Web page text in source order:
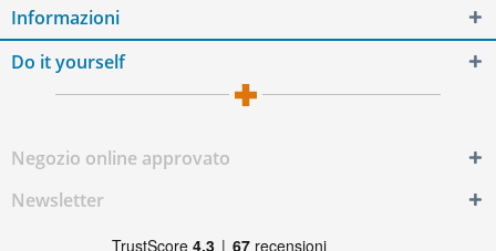
Informazioni
Do it yourself
Negozio online approvato
Newsletter